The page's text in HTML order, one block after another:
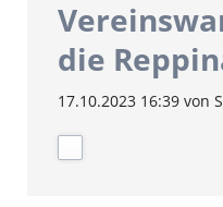
die
17.10.2023 16:39von